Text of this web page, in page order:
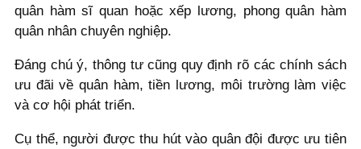
quân hàm sĩ quan hoặc xếp lương, phong quân hàm
quân nhân chuyên nghiệp.
Đáng chú ý, thông tư cũng quy định rõ các chính sách
ưu đãi về quân hàm, tiền lương, môi trường làm việc
và cơ hội phát triển.
Cụ thể, người được thu hút vào quân đội được ưu tiên